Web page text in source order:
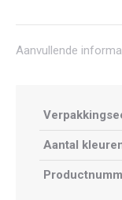
Aanvullende
Aantal